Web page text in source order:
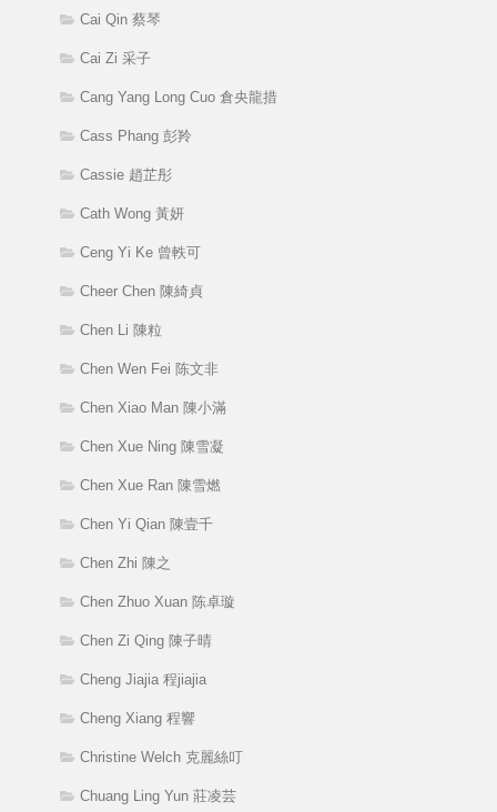
Cai Qin 蔡琴
Cai Zi 采子
Cang Yang Long Cuo 倉央龍措
Cass Phang 彭羚
Cassie 趙芷彤
Cath Wong 黃妍
Ceng Yi Ke 曾軼可
Cheer Chen 陳綺貞
Chen Li 陳粒
Chen Wen Fei 陈文非
Chen Xiao Man 陳小滿
Chen Xue Ning 陳雪凝
Chen Xue Ran 陳雪燃
Chen Yi Qian 陳壹千
Chen Zhi 陳之
Chen Zhuo Xuan 陈卓璇
Chen Zi Qing 陳子晴
Cheng Jiajia 程jiajia
Cheng Xiang 程響
Christine Welch 克麗絲叮
Chuang Ling Yun 莊凌芸